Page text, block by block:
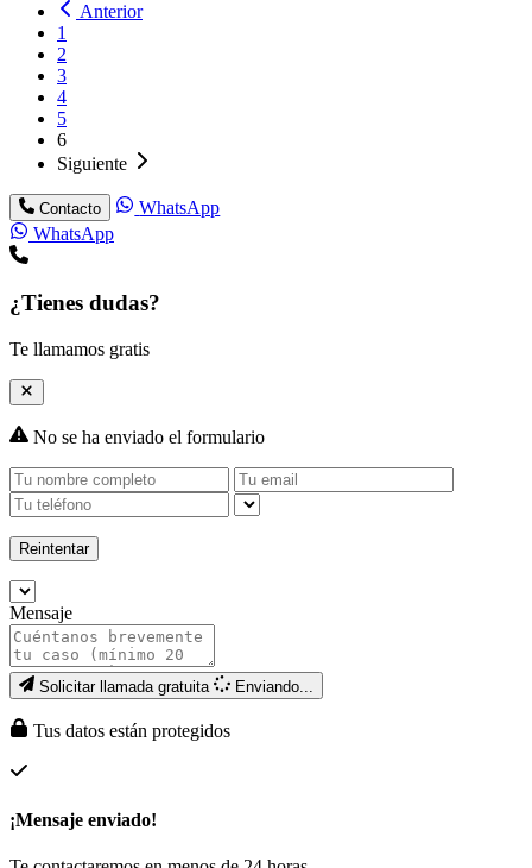
Anterior
1
2
3
4
5
6
Siguiente
Contacto
WhatsApp
WhatsApp
¿Tienes dudas?
Te llamamos gratis
No se ha enviado el formulario
Reintentar
Mensaje
Solicitar llamada gratuita Enviando...
Tus datos están protegidos
¡Mensaje enviado!